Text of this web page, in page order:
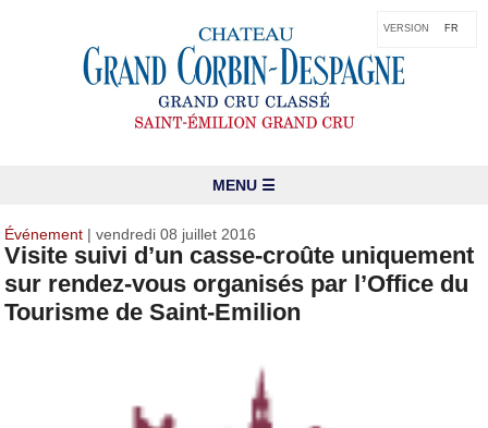
VERSION FR
MENU ☰
Événement | vendredi 08 juillet 2016
Visite suivi d’un casse-croûte uniquement
sur rendez-vous organisés par l’Office du
Tourisme de Saint-Emilion